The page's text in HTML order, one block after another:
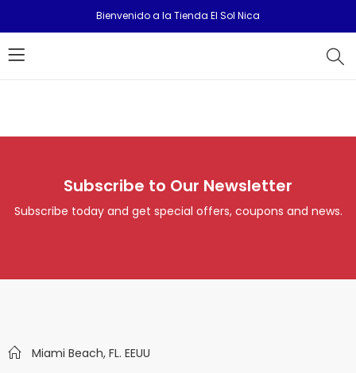
Bienvenido a la Tienda El Sol Nica
Subscribe to Our Newsletter
Subscribe today and get special offers, coupons and news.
Miami Beach, FL. EEUU